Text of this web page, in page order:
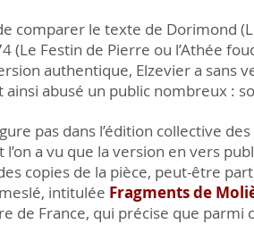
comparer le texte de Dorimond
Festin de Pierre ou l’Athée
authentique, Elzevier a
ainsi abusé un public nombreux :
pas dans l’édition collective
a vu que la version en vers
copies de la pièce, peut-être
intitulée Fragments de
de France, qui précise que